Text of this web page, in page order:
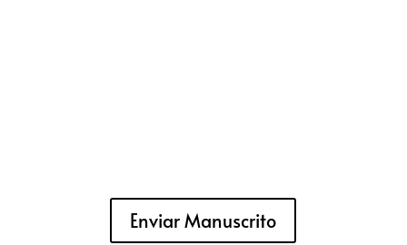
Enviar Manuscrito